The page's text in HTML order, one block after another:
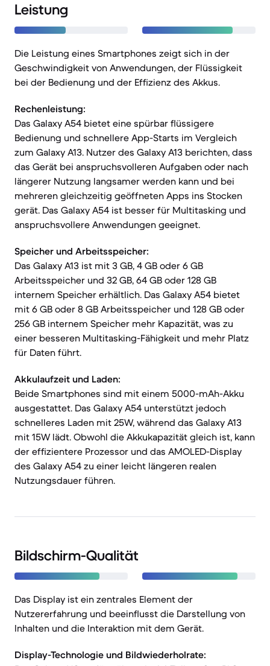
Leistung
Die Leistung eines Smartphones zeigt sich in der
Geschwindigkeit von Anwendungen, der Flüssigkeit
bei der Bedienung und der Effizienz des Akkus.
Rechenleistung:
Das Galaxy A54 bietet eine spürbar flüssigere
Bedienung und schnellere App-Starts im Vergleich
zum Galaxy A13. Nutzer des Galaxy A13 berichten, dass
das Gerät bei anspruchsvolleren Aufgaben oder nach
längerer Nutzung langsamer werden kann und bei
mehreren gleichzeitig geöffneten Apps ins Stocken
gerät. Das Galaxy A54 ist besser für Multitasking und
anspruchsvollere Anwendungen geeignet.
Speicher und Arbeitsspeicher:
Das Galaxy A13 ist mit 3 GB, 4 GB oder 6 GB
Arbeitsspeicher und 32 GB, 64 GB oder 128 GB
internem Speicher erhältlich. Das Galaxy A54 bietet
mit 6 GB oder 8 GB Arbeitsspeicher und 128 GB oder
256 GB internem Speicher mehr Kapazität, was zu
einer besseren Multitasking-Fähigkeit und mehr Platz
für Daten führt.
Akkulaufzeit und Laden:
Beide Smartphones sind mit einem 5000-mAh-Akku
ausgestattet. Das Galaxy A54 unterstützt jedoch
schnelleres Laden mit 25W, während das Galaxy A13
mit 15W lädt. Obwohl die Akkukapazität gleich ist, kann
der effizientere Prozessor und das AMOLED-Display
des Galaxy A54 zu einer leicht längeren realen
Nutzungsdauer führen.
Bildschirm-Qualität
Das Display ist ein zentrales Element der
Nutzererfahrung und beeinflusst die Darstellung von
Inhalten und die Interaktion mit dem Gerät.
Display-Technologie und Bildwiederholrate: